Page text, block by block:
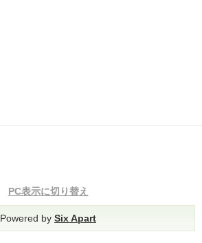
PC表示に切り替え
Powered by Six Apart